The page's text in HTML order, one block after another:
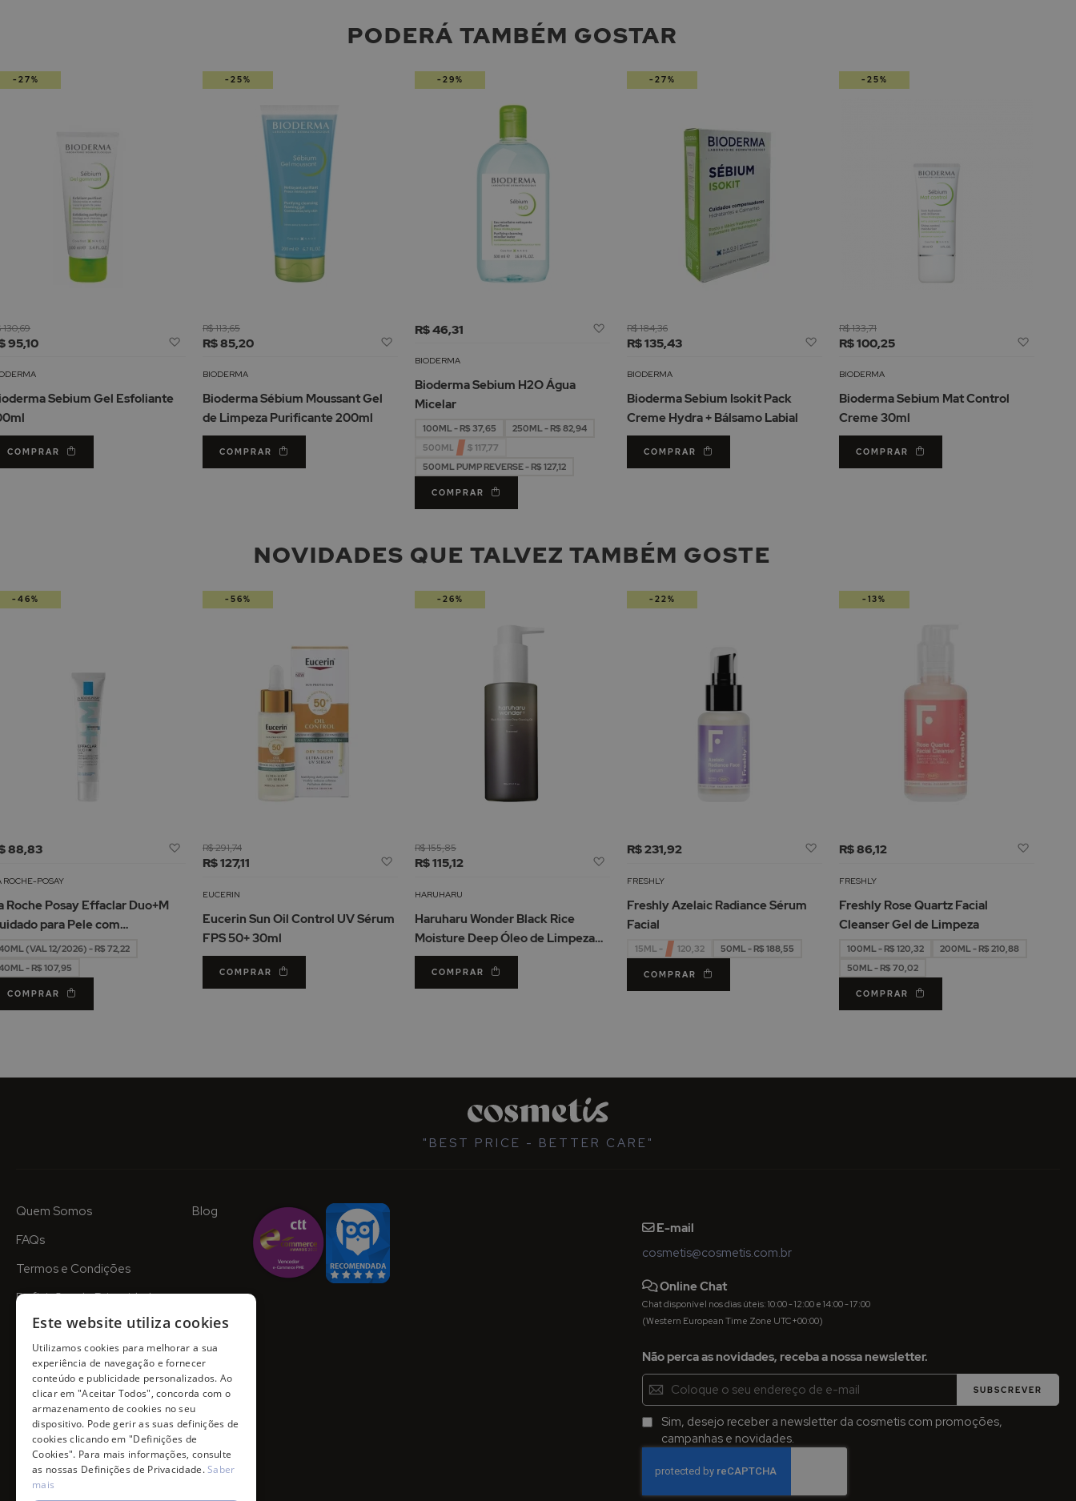
PODERÁ TAMBÉM GOSTAR
95,10
130,69
Adicionar
Lista
Desejos
Sebium Gel Esfoliante
COMPRAR
-27%
R$ 85,20
R$ 113,65
Desejos
BIODERMA
Bioderma Sébium Moussant Gel
de Limpeza Purificante 200ml
COMPRAR
-25%
R$ 46,31
Adicionar
Desejos
BIODERMA
Bioderma Sebium H2O Água
Micelar
100ML - R$ 37,65
250ML - R$ 82,94
500ML - R$ 117,77
500ML PUMP REVERSE - R$ 127,12
COMPRAR
-29%
R$ 135,43
R$ 184,36
Adicionar
Lista
Desejos
BIODERMA
Bioderma Sebium Isokit Pack
Creme Hydra + Bálsamo Labial
COMPRAR
-27%
R$ 100,25
R$ 133,71
BIODERMA
Bioderma Sebium Mat Control
Creme 30ml
COMPRAR
-25%
NOVIDADES QUE TALVEZ TAMBÉM GOSTE
88,83
Adicionar
ROCHE-POSAY
Roche Posay Effaclar Duo+M
para Pele com
40ml
(VAL 12/2026) - R$ 72,22
- R$ 107,95
COMPRAR
-46%
R$ 127,11
R$ 291,74
Adicionar
Lista
Desejos
EUCERIN
Eucerin Sun Oil Control UV Sérum
FPS 50+ 30ml
COMPRAR
-56%
R$ 115,12
R$ 155,85
Desejos
HARUHARU
Haruharu Wonder Black Rice
Moisture Deep Óleo de Limpeza
Pele Sensível 150ml
COMPRAR
-26%
R$ 231,92
Adicionar
Lista
Desejos
FRESHLY
Freshly Azelaic Radiance Sérum
Facial
15ML - R$ 120,32 50ML - R$ 188,55
COMPRAR
-22%
R$ 86,12
FRESHLY
Freshly Rose Quartz Facial
Cleanser Gel de Limpeza
100ML - R$ 120,32
200ML - R$ 210,88
50ML - R$ 70,02
COMPRAR
-13%
"BEST PRICE - BETTER CARE"
Quem Somos
FAQs
Termos e Condições
Definições de Privacidade
Blog
E-mail
cosmetis@cosmetis.com.br
Online Chat
Chat disponível nos dias úteis: 10:00 - 12:00 e 14:00 - 17:00
(Western European Time Zone UTC+00:00)
Não perca as novidades, receba a nossa newsletter.
Inscreva-
se
na
Newsletter:
SUBSCREVER
Sim, desejo receber a newsletter da cosmetis com promoções,
campanhas e novidades.
Este website utiliza cookies
Utilizamos cookies para melhorar a sua
experiência de navegação e fornecer
conteúdo e publicidade personalizados. Ao
clicar em "Aceitar Todos", concorda com o
armazenamento de cookies no seu
dispositivo. Pode gerir as suas definições de
cookies clicando em "Definições de
Cookies". Para mais informações, consulte
as nossas Definições de Privacidade.Saber
mais